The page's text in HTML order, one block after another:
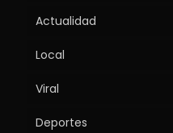
Actualidad
Local
Viral
Deportes